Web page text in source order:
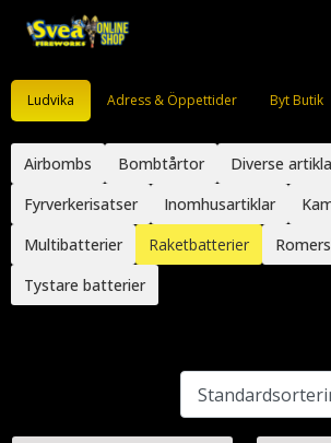
Ludvika Adress & Öppettider Byt Butik
Airbombs Bombtårtor Diverse
Fyrverkerisatser
Inomhusartiklar
Multibatterier
Raketbatterier
Tystare batterier